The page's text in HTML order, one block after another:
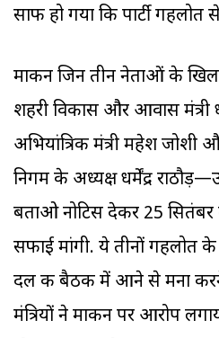
साफ हो गया कि पार्टी
माकन जिन तीन नेताओं के
शहरी विकास और आवास मंत्री
अभियांत्रिकी मंत्री महेश जोशी
निगम के अध्यक्ष धर्मेंद्र
बताओ नोटिस देकर 25
सफाई मांगी. ये तीनों गहलोत
दल की बैठक में आने से मना
मंत्रियों ने माकन पर आरोप